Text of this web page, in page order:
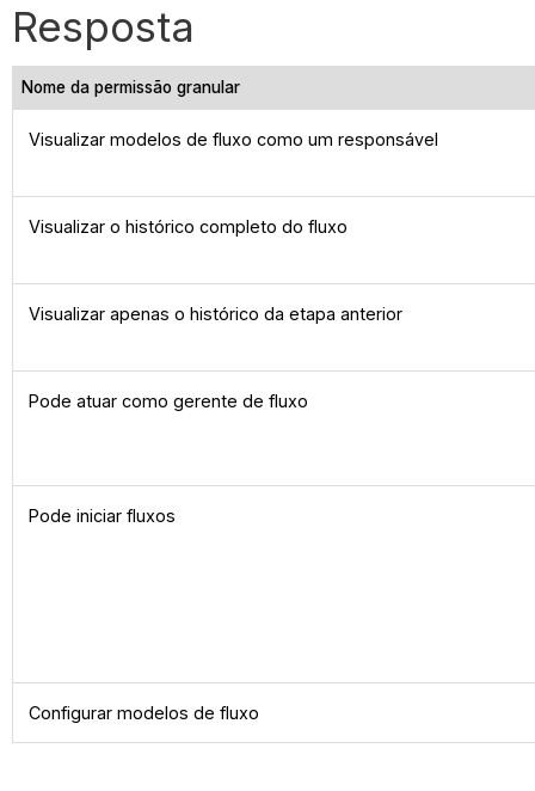
Resposta
Nome da permissão granular
Visualizar modelos de fluxo como um responsável
Visualizar o histórico completo do fluxo
Visualizar apenas o histórico da etapa anterior
Pode atuar como gerente de fluxo
Pode iniciar fluxos
Configurar modelos de fluxo